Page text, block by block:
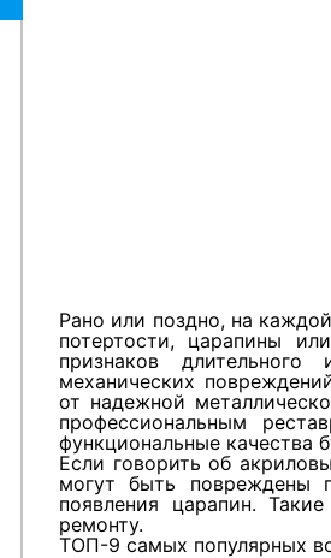
Рано или поздно, на
потертости, царапины
признаков
механических
от надежной
профессиональным
функциональные качества
Если говорить об
могут быть повреждены
появления царапин.
ремонту.
ТОП-9 самых популярных